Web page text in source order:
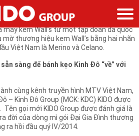
của tập đoàn
lại thời KIDO mua kem Wall và phát triển
kem.
máy kem Wall’s từ một tập đoàn đa quốc
mờ thương hiệu kem Wall’s bằng hai nhãn
Việt Nam là Merino và Celano.
sàng để bánh kẹo Kinh Đô “về” với
cùng kênh truyền hình MTV Việt Nam,
– Kinh Đô Group (MCK: KDC) KIDO được
Tên gọi mới KIDO Group được đánh giá là
đời của dòng mì gói Đại Gia Đình thương
ra hồi đầu quý IV/2014.